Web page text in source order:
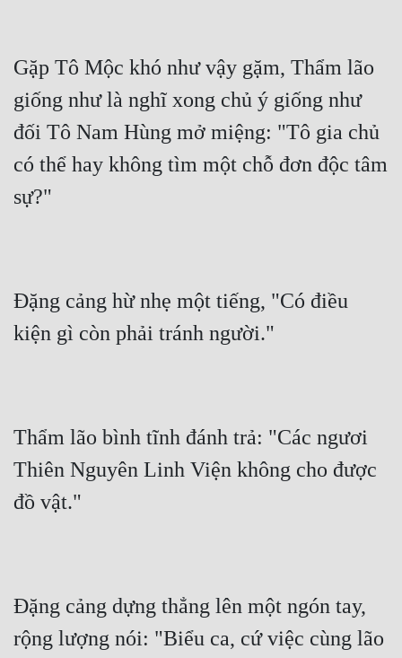
Gặp Tô Mộc khó như vậy gặm, Thẩm lão
giống như là nghĩ xong chủ ý giống như
đối Tô Nam Hùng mở miệng: "Tô gia chủ
có thể hay không tìm một chỗ đơn độc tâm
sự?"
Đặng cảng hừ nhẹ một tiếng, "Có điều
kiện gì còn phải tránh người."
Thẩm lão bình tĩnh đánh trả: "Các ngươi
Thiên Nguyên Linh Viện không cho được
đồ vật."
Đặng cảng dựng thẳng lên một ngón tay,
rộng lượng nói: "Biểu ca, cứ việc cùng lão